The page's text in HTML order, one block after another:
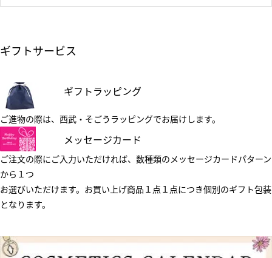
ギフトサービス
ギフトラッピング
ご進物の際は、西武・そごうラッピングでお届けします。
メッセージカード
ご注文の際にご入力いただければ、数種類のメッセージカードパターン
から１つ
お選びいただけます。お買い上げ商品１点１点につき個別のギフト包装
となります。